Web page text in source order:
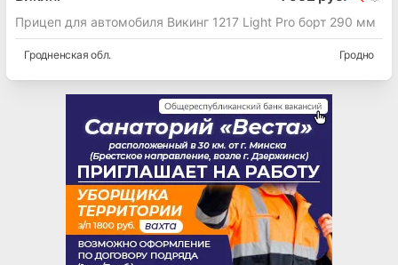
Прицеп для автомобиля Викинг 1217 Light Pro борт 290 мм
Гродненская обл. Гродно